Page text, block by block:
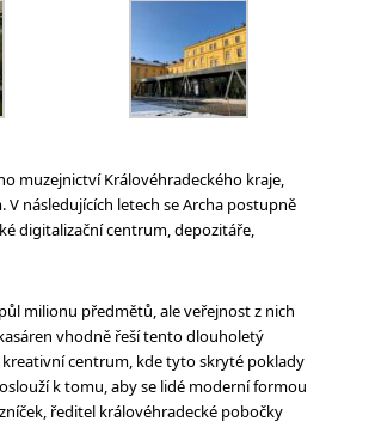
muzejnictví Královéhradeckého kraje,
následujících letech se Archa postupně
digitalizační centrum, depozitáře,
milionu předmětů, ale veřejnost z nich
vhodně řeší tento dlouholetý
centrum, kde tyto skryté poklady
k tomu, aby se lidé moderní formou
ředitel královéhradecké pobočky